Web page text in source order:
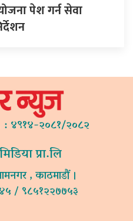
पेश गर्न सेवा
: ४९१४-२०८१/२०८२
प्रा.लि
, काठमाडौं ।
/ ९८५१२२७७५३